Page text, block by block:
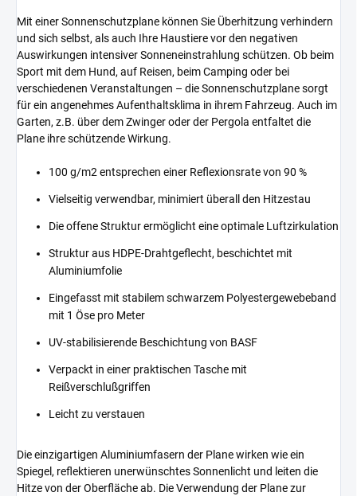
Mit einer Sonnenschutzplane können Sie Überhitzung verhindern
und sich selbst, als auch Ihre Haustiere vor den negativen
Auswirkungen intensiver Sonneneinstrahlung schützen. Ob beim
Sport mit dem Hund, auf Reisen, beim Camping oder bei
verschiedenen Veranstaltungen – die Sonnenschutzplane sorgt
für ein angenehmes Aufenthaltsklima in ihrem Fahrzeug. Auch im
Garten, z.B. über dem Zwinger oder der Pergola entfaltet die
Plane ihre schützende Wirkung.
100 g/m2 entsprechen einer Reflexionsrate von 90 %
Vielseitig verwendbar, minimiert überall den Hitzestau
Die offene Struktur ermöglicht eine optimale Luftzirkulation
Struktur aus HDPE-Drahtgeflecht, beschichtet mit
Aluminiumfolie
Eingefasst mit stabilem schwarzem Polyestergewebeband
mit 1 Öse pro Meter
UV-stabilisierende Beschichtung von BASF
Verpackt in einer praktischen Tasche mit
Reißverschlußgriffen
Leicht zu verstauen
Die einzigartigen Aluminiumfasern der Plane wirken wie ein
Spiegel, reflektieren unerwünschtes Sonnenlicht und leiten die
Hitze von der Oberfläche ab. Die Verwendung der Plane zur